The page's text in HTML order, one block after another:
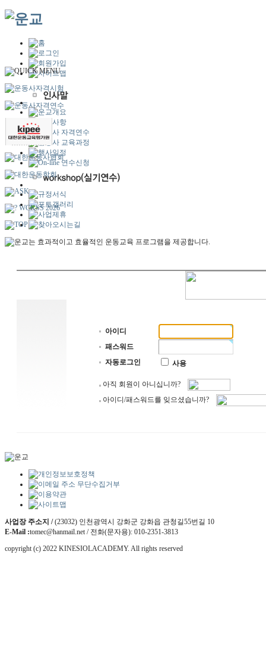
아이디
패스워드
자동로그인
사용
아직 회원이 아니십니까?
아이디/패스워드를 잊으셨습니까?
사업장 주소지 /(23032) 인천광역시 강화군 강화읍 관청길55번길 10
E-Mail :tomec@hanmail.net / 전화(문자용): 010-2351-3813
copyright (c) 2022 KINESIOLACADEMY. All rights reserved